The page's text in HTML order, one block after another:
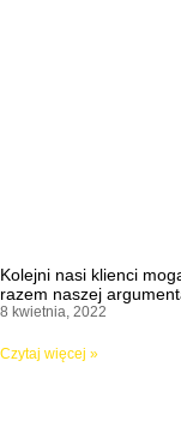
Kolejni nasi klienci
razem naszej
8 kwietnia, 2022
Czytaj więcej »